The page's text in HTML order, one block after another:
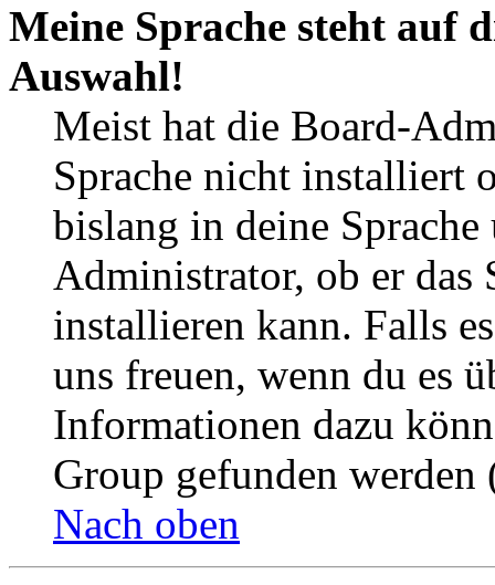
Meine Sprache steht auf
Auswahl!
Meist hat die Board-
Sprache nicht installiert
bislang in deine
Administrator, ob er das
installieren kann. Falls
uns freuen, wenn du es
Informationen dazu
Group gefunden
Nach oben